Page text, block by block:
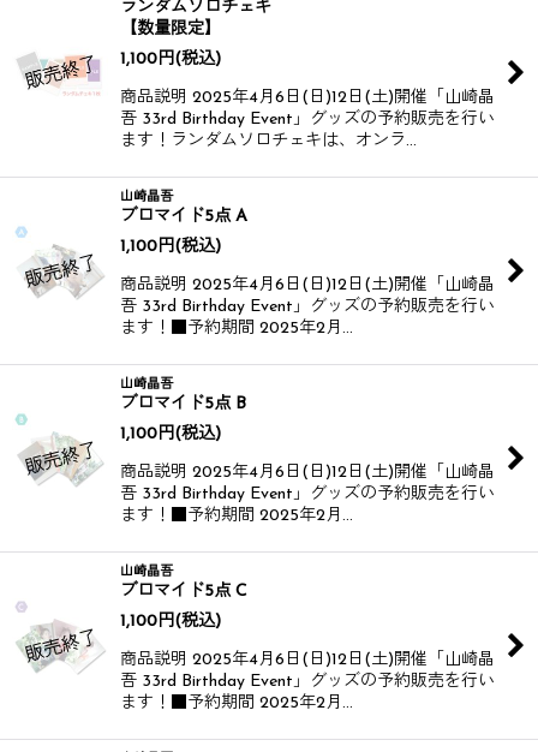
ランダムソロチェキ
【数量限定】
1,100 円(税込)
商品説明 2025年4月6日(日)12日(土)開催​​ 「山崎晶
吾 33rd Birthday Event」グッズの予約販売を行い
ます！​​ ランダムソロチェキは、オンラ…
山崎晶吾
ブロマイド5点 A
1,100 円(税込)
商品説明 2025年4月6日(日)12日(土)開催​​ 「山崎晶
吾 33rd Birthday Event」グッズの予約販売を行い
ます！​​ ■予約期間 2025年2月…
山崎晶吾
ブロマイド5点 B
1,100 円(税込)
商品説明 2025年4月6日(日)12日(土)開催​​ 「山崎晶
吾 33rd Birthday Event」グッズの予約販売を行い
ます！​​ ■予約期間 2025年2月…
山崎晶吾
ブロマイド5点 C
1,100 円(税込)
商品説明 2025年4月6日(日)12日(土)開催​​ 「山崎晶
吾 33rd Birthday Event」グッズの予約販売を行い
ます！​​ ■予約期間 2025年2月…